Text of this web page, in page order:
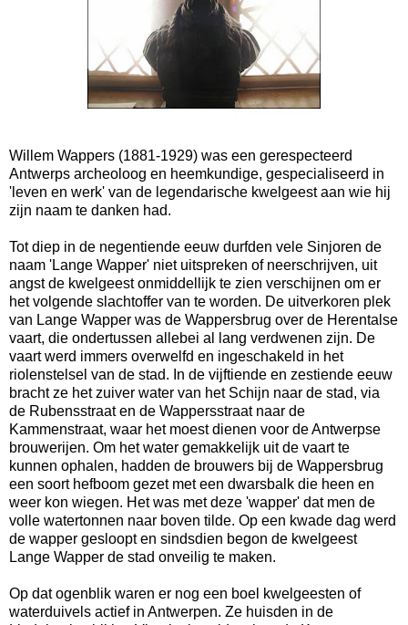
Willem Wappers (1881-1929) was een gerespecteerd
Antwerps archeoloog en heemkundige, gespecialiseerd in
'leven en werk' van de legendarische kwelgeest aan wie hij
zijn naam te danken had.
Tot diep in de negentiende eeuw durfden vele Sinjoren de
naam 'Lange Wapper' niet uitspreken of neerschrijven, uit
angst de kwelgeest onmiddellijk te zien verschijnen om er
het volgende slachtoffer van te worden. De uitverkoren plek
van Lange Wapper was de Wappersbrug over de Herentalse
vaart, die ondertussen allebei al lang verdwenen zijn. De
vaart werd immers overwelfd en ingeschakeld in het
riolenstelsel van de stad. In de vijftiende en zestiende eeuw
bracht ze het zuiver water van het Schijn naar de stad, via
de Rubensstraat en de Wappersstraat naar de
Kammenstraat, waar het moest dienen voor de Antwerpse
brouwerijen. Om het water gemakkelijk uit de vaart te
kunnen ophalen, hadden de brouwers bij de Wappersbrug
een soort hefboom gezet met een dwarsbalk die heen en
weer kon wiegen. Het was met deze 'wapper' dat men de
volle watertonnen naar boven tilde. Op een kwade dag werd
de wapper gesloopt en sindsdien begon de kwelgeest
Lange Wapper de stad onveilig te maken.
Op dat ogenblik waren er nog een boel kwelgeesten of
waterduivels actief in Antwerpen. Ze huisden in de